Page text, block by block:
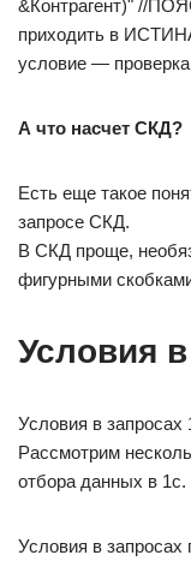
&Контрагент)" //
приходить в
условие — проверка
А что насчет СКД?
Есть еще такое
запросе СКД.
В СКД проще,
фигурными
Условия
Условия в запросах
Рассмотрим
отбора данных в 1с.
Условия в